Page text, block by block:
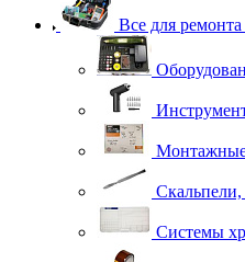
Все для
Монтажные
Системы